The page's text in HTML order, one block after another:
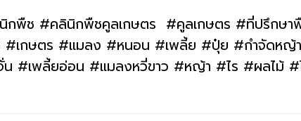
กพืช #คลินิกพืชคูลเกษตร #คูลเกษตร #ที่ปรึกษ
เกษตร #แมลง #หนอน #เพลี้ย #ปุ๋ย #กำจัดห
น #เพลี้ยอ่อน #แมลงหวี่ขาว #หญ้า #ไร #ผลไม้